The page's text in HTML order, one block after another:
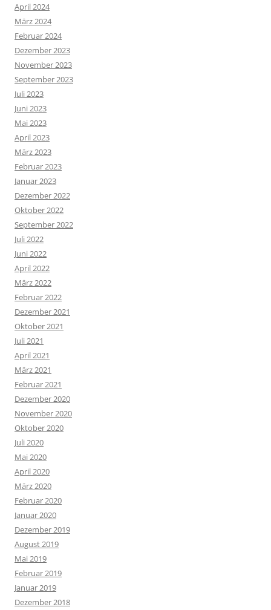
April 2024
März 2024
Februar 2024
Dezember 2023
November 2023
September 2023
Juli 2023
Juni 2023
Mai 2023
April 2023
März 2023
Februar 2023
Januar 2023
Dezember 2022
Oktober 2022
September 2022
Juli 2022
Juni 2022
April 2022
März 2022
Februar 2022
Dezember 2021
Oktober 2021
Juli 2021
April 2021
März 2021
Februar 2021
Dezember 2020
November 2020
Oktober 2020
Juli 2020
Mai 2020
April 2020
März 2020
Februar 2020
Januar 2020
Dezember 2019
August 2019
Mai 2019
Februar 2019
Januar 2019
Dezember 2018